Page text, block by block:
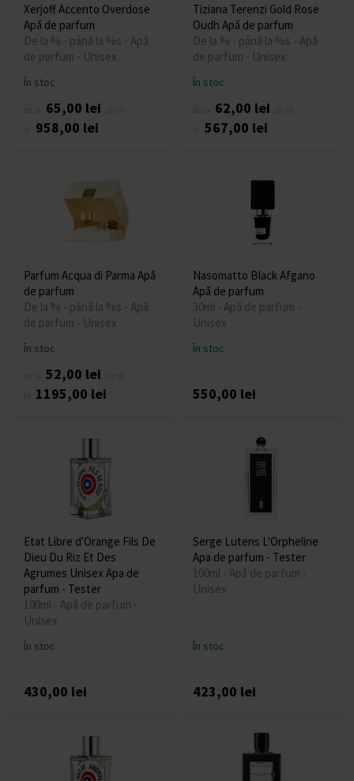
Xerjoff Accento Overdose
Apă de parfum
De la % - până la %s - Apă
de parfum - Unisex
În stoc
65,00 lei
958,00 lei
Tiziana Terenzi Gold Rose
Oudh Apă de parfum
De la % - până la %s - Apă
de parfum - Unisex
În stoc
62,00 lei
567,00 lei
Parfum Acqua di Parma Apă
de parfum
De la % - până la %s - Apă
de parfum - Unisex
În stoc
52,00 lei
1195,00 lei
Nasomatto Black Afgano
Apă de parfum
30ml - Apă de parfum -
Unisex
În stoc
550,00 lei
Etat Libre d'Orange Fils De
Dieu Du Riz Et Des
Agrumes Unisex Apa de
parfum - Tester
100ml - Apă de parfum -
Unisex
În stoc
430,00 lei
Serge Lutens L'Orpheline
Apa de parfum - Tester
100ml - Apă de parfum -
Unisex
În stoc
423,00 lei